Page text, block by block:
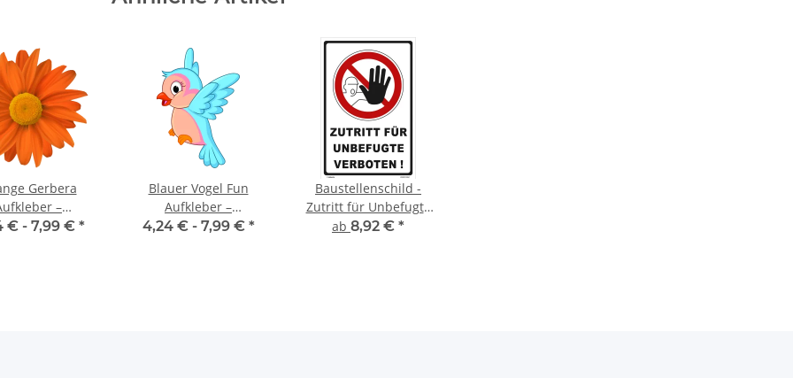
Gerbera
–
€ - 7,99 € *
Blauer Vogel Fun
Aufkleber –
wetterfester Kinder-
4,24 € - 7,99 € *
Baustellenschild -
Zutritt für Unbefugte
verboten
ab 8,92 € *